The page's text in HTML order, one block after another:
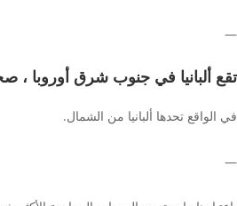
—
تقع ألبانيا في جنوب شرق أوروبا ،
في الواقع تحدها ألبانيا من الشمال.
—